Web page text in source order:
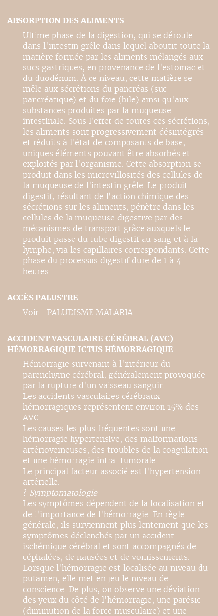
ABSORPTION DES ALIMENTS
Ultime phase de la digestion, qui se déroule
dans l'intestin grêle dans lequel aboutit toute la
matière formée par les aliments mélangés aux
sucs gastriques, en provenance de l'estomac et
du duodénum. À ce niveau, cette matière se
mêle aux sécrétions du pancréas (suc
pancréatique) et du foie (bile) ainsi qu'aux
substances produites par la muqueuse
intestinale. Sous l'effet de toutes ces sécrétions,
les aliments sont progressivement désintégrés
et réduits à l'état de composants de base,
uniques éléments pouvant être absorbés et
exploités par l'organisme. Cette absorption se
produit dans les microvillosités des cellules de
la muqueuse de l'intestin grêle. Le produit
digestif, résultant de l'action chimique des
sécrétions sur les aliments, pénètre dans les
cellules de la muqueuse digestive par des
mécanismes de transport grâce auxquels le
produit passe du tube digestif au sang et à la
lymphe, via les capillaires correspondants. Cette
phase du processus digestif dure de 1 à 4
heures.
ACCÈS PALUSTRE
Voir : PALUDISME MALARIA
ACCIDENT VASCULAIRE CÉRÉBRAL (AVC)
HÉMORRAGIQUE ICTUS HÉMORRAGIQUE
Hémorragie survenant à l'intérieur du
parenchyme cérébral, généralement provoquée
par la rupture d'un vaisseau sanguin.
Les accidents vasculaires cérébraux
hémorragiques représentent environ 15% des
AVC.
Les causes les plus fréquentes sont une
hémorragie hypertensive, des malformations
artérioveineuses, des troubles de la coagulation
et une hémorragie intra-tumorale.
Le principal facteur associé est l'hypertension
artérielle.
? Symptomatologie
Les symptômes dépendent de la localisation et
de l'importance de l'hémorragie. En règle
générale, ils surviennent plus lentement que les
symptômes déclenchés par un accident
ischémique cérébral et sont accompagnés de
céphalées, de nausées et de vomissements.
Lorsque l'hémorragie est localisée au niveau du
putamen, elle met en jeu le niveau de
conscience. De plus, on observe une déviation
des yeux du côté de l'hémorragie, une parésie
(diminution de la force musculaire) et une